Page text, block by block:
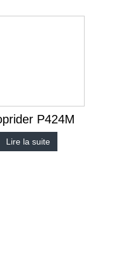
P424M
Lire la suite